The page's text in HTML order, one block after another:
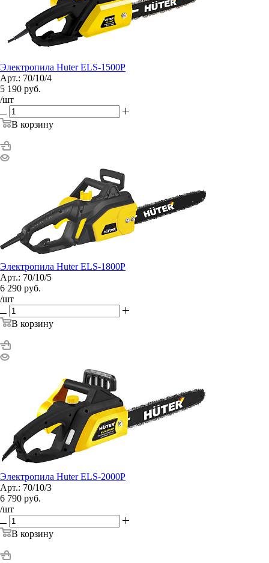
Электропила Huter ELS-1500Р
Арт.: 70/10/4
5 190 руб.
/шт
В корзину
Электропила Huter ELS-1800P
Арт.: 70/10/5
6 290 руб.
/шт
В корзину
Электропила Huter ELS-2000P
Арт.: 70/10/3
6 790 руб.
/шт
В корзину